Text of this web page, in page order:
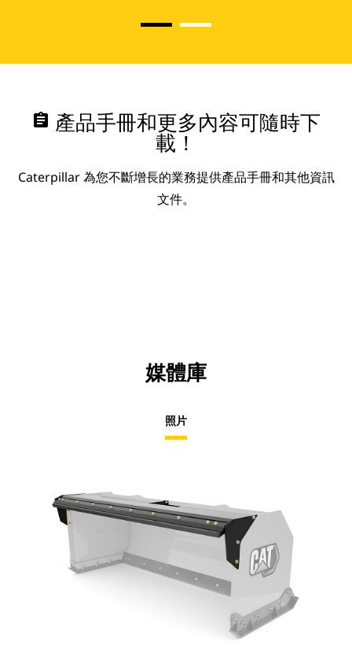
assignment 產品手冊和更多內容可隨時下
載！
Caterpillar 為您不斷增長的業務提供產品手冊和其他資訊
文件。
媒體庫
照片